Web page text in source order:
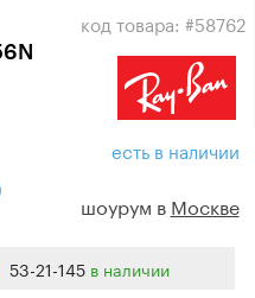
код товара: #58762
есть в наличии
шоурум в Москве
53-21-145 в наличии